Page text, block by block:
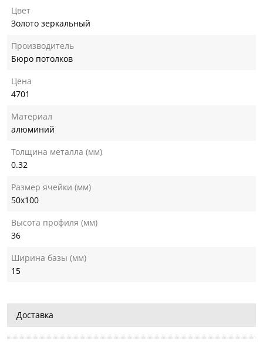
Цвет
Золото зеркальный
Производитель
Бюро потолков
Цена
4701
Материал
алюминий
Толщина металла (мм)
0.32
Размер ячейки (мм)
50х100
Высота профиля (мм)
36
Ширина базы (мм)
15
Доставка